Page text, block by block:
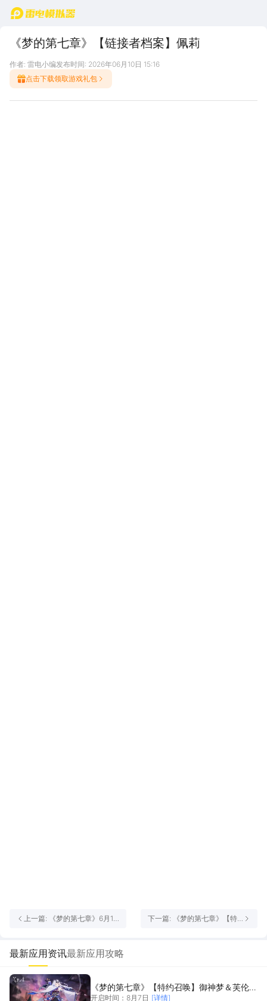
首页
《梦的第七章》【链接者档案】佩莉
作者: 雷电小编发布时间: 2026年06月10日 15:16
点击下载领取游戏礼包
上一篇: 《梦的第七章》6月11
下一篇: 《梦的第七章》【特
最新应用资讯最新应用攻略
《梦的第七章》【特约召唤】御神梦＆芙伦蒂
法获取概率提升
开启时间：8月7日 [详情]